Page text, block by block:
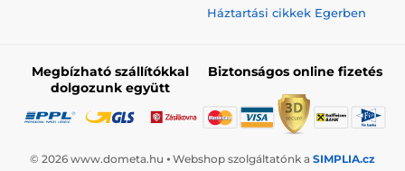
Háztartási cikkek Egerben
Megbízható szállítókkal
dolgozunk együtt
Biztonságos online fizetés
© 2026 www.dometa.hu ⦁ Webshop szolgáltatónk a SIMPLIA.cz